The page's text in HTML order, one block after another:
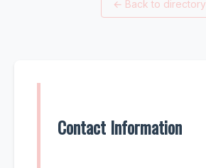
← Back to directory
Contact Information